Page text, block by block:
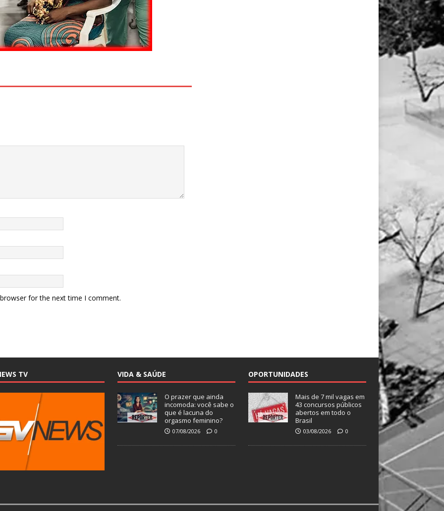
for the next time I comment.
TV VIDA & SAÚDE
O prazer que ainda
incomoda: você sabe o
que é lacuna do
orgasmo feminino?
07/08/2026 0
OPORTUNIDADES
Mais de 7 mil vagas em
43 concursos públicos
abertos em todo o
Brasil
03/08/2026 0